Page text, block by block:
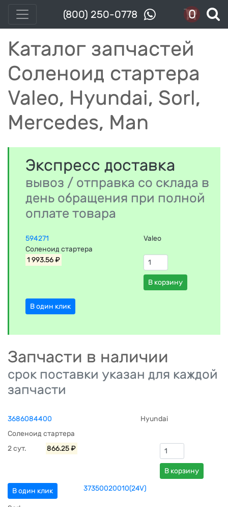
(800) 250-0778 0
Каталог запчастей
Соленоид стартера
Valeo, Hyundai, Sorl,
Mercedes, Man
Экспресс доставка
вывоз / отправка со склада в
день обращения при полной
оплате товара
594271
Valeo
Соленоид стартера
1 993.56 ₽
В корзину
В один клик
Запчасти в наличии
срок поставки указан для каждой
запчасти
3686084400
Hyundai
Соленоид стартера
2 сут.
866.25 ₽
В корзину
В один клик 37350020010(24V)